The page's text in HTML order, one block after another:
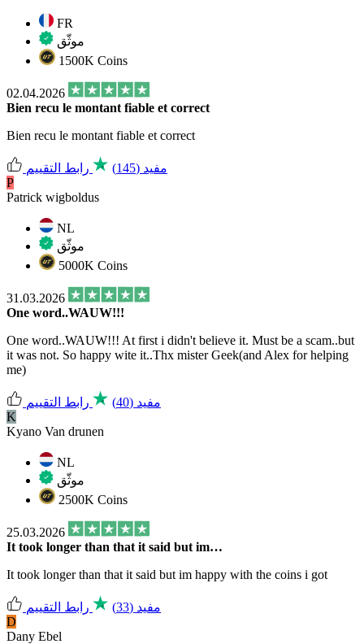
FR
موثّق
1500K Coins
02.04.2026
Bien recu le montant fiable et correct
Bien recu le montant fiable et correct
مفيد (145)
رابط التقييم
P
Patrick wigboldus
NL
موثّق
5000K Coins
31.03.2026
One word..WAUW!!!
One word..WAUW!!! At first i didn't believe it. Must be a scam..but
it was not. So happy wite it..Thx mister Geek(and Alex for helping
me)
مفيد (40)
رابط التقييم
K
Kyano Van drunen
NL
موثّق
2500K Coins
25.03.2026
It took longer than that it said but im…
It took longer than that it said but im happy with the coins i got
مفيد (33)
رابط التقييم
D
Dany Ebel